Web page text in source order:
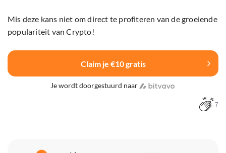
Mis deze kans niet om direct te profiteren van de groeiende
populariteit van Crypto!
Claim je €10 gratis
Je wordt doorgestuurd naar
7